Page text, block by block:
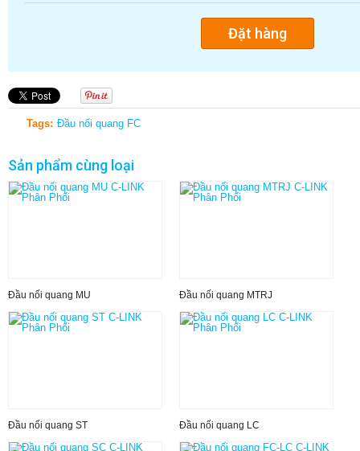
Tags: Đầu nối quang FC
Sản phẩm cùng loại
Đầu nối quang MU Đầu nối quang MTRJ
Đầu nối quang ST Đầu nối quang LC